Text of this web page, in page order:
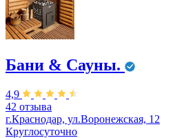
Бани & Сауны.
4,9
42 отзыва
г.Краснодар, ул.Воронежская, 12
Круглосуточно